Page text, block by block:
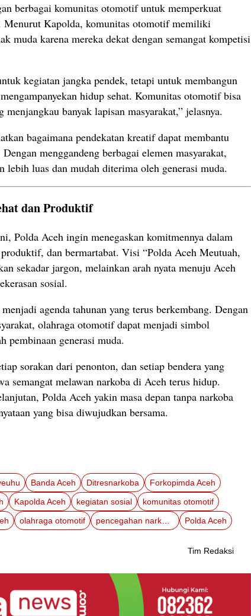
berbagai komunitas otomotif untuk memperkuat
Menurut Kapolda, komunitas otomotif memiliki
muda karena mereka dekat dengan semangat kompetisi
kegiatan jangka pendek, tetapi untuk membangun
hidup sehat. Komunitas otomotif bisa
banyak lapisan masyarakat,” jelasnya.
bagaimana pendekatan kreatif dapat membantu
menggandeng berbagai elemen masyarakat,
lebih luas dan mudah diterima oleh generasi muda.
dan Produktif
Polda Aceh ingin menegaskan komitmennya dalam
dan bermartabat. Visi “Polda Aceh Meutuah,
sekadar jargon, melainkan arah nyata menuju Aceh
sosial.
agenda tahunan yang terus berkembang. Dengan
olahraga otomotif dapat menjadi simbol
pembinaan generasi muda.
sorakan dari penonton, dan setiap bendera yang
semangat melawan narkoba di Aceh terus hidup.
Polda Aceh yakin masa depan tanpa narkoba
yang bisa diwujudkan bersama.
Banda Aceh Ditresnarkoba
Forkopimda Aceh
Kapolda Aceh kegiatan sosial
komunitas otomotif
olahraga otomotif pencegahan narkoba Polda Aceh
Tim Redaksi